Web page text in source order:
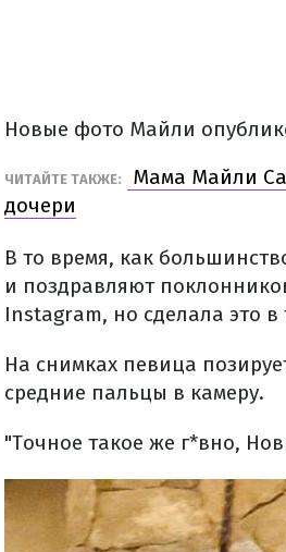
Новые фото Майли
ЧИТАЙТЕ ТАКЖЕ:
Мама Майли
дочери
В то время, как
и поздравляют
Instagram, но сделала это
На снимках певица
средние пальцы в камеру.
"Точное такое же г*вно,